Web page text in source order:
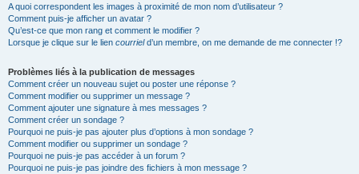
A quoi correspondent les images à proximité de mon nom d’utilisateur ?
Comment puis-je afficher un avatar ?
Qu’est-ce que mon rang et comment le modifier ?
Lorsque je clique sur le lien courrield’un membre, on me demande de me connecter !?
Problèmes liés à la publication de messages
Comment créer un nouveau sujet ou poster une réponse ?
Comment modifier ou supprimer un message ?
Comment ajouter une signature à mes messages ?
Comment créer un sondage ?
Pourquoi ne puis-je pas ajouter plus d’options à mon sondage ?
Comment modifier ou supprimer un sondage ?
Pourquoi ne puis-je pas accéder à un forum ?
Pourquoi ne puis-je pas joindre des fichiers à mon message ?